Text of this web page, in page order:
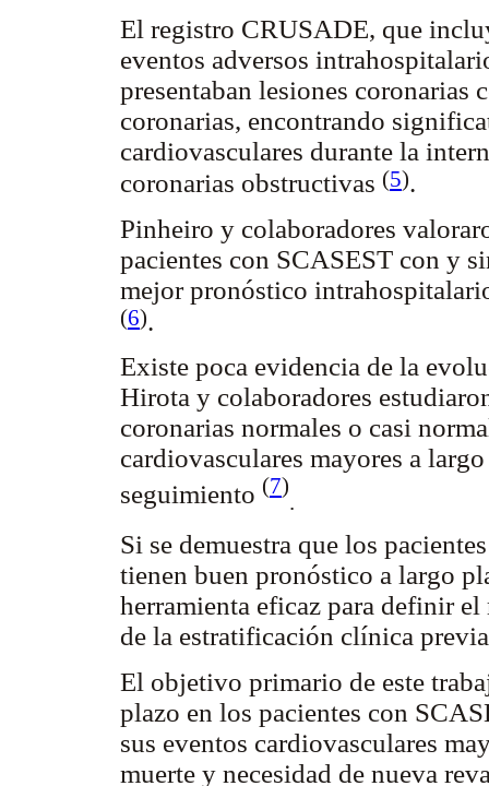
El registro CRUSADE, que
eventos adversos
presentaban lesiones coronarias
coronarias, encontrando
cardiovasculares durante la
coronarias obstructivas (5).
Pinheiro y colaboradores
pacientes con SCASEST con y
mejor pronóstico
(6).
Existe poca evidencia de la
Hirota y colaboradores
coronarias normales o casi
cardiovasculares mayores a
seguimiento (7)
.
Si se demuestra que los
tienen buen pronóstico a largo
herramienta eficaz para definir
de la estratificación clínica
El objetivo primario de este
plazo en los pacientes con
sus eventos cardiovasculares
muerte y necesidad de nueva